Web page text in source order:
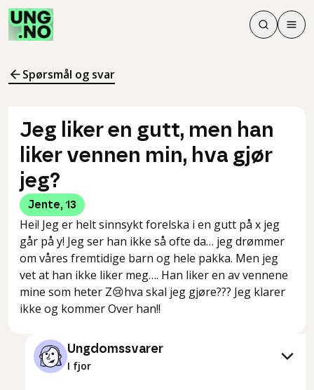
Søk
Søk
Meny
Spørsmål og svar
Jeg liker en gutt, men han
liker vennen min, hva gjør
jeg?
Jente, 13
Hei! Jeg er helt sinnsykt forelska i en gutt på x jeg
går på y! Jeg ser han ikke så ofte da… jeg drømmer
om våres fremtidige barn og hele pakka. Men jeg
vet at han ikke liker meg…. Han liker en av vennene
mine som heter Z😢hva skal jeg gjøre??? Jeg klarer
ikke og kommer Over han!!
Ungdomssvarer
I fjor